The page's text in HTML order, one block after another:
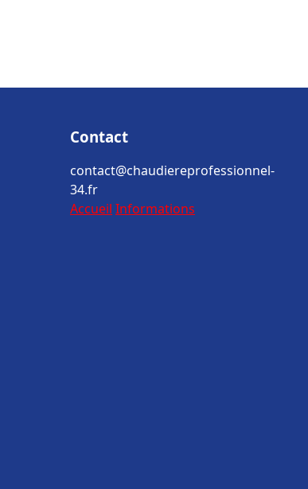
Contact
contact@chaudiereprofessionnel-
34.fr
Accueil Informations